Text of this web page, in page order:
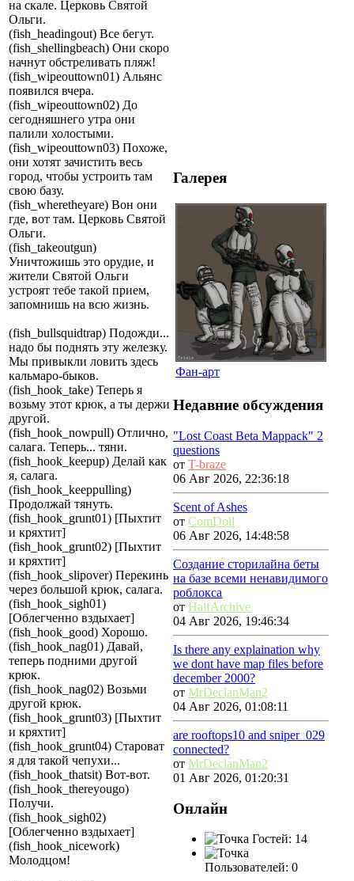
на скале. Церковь Святой
Ольги.
(fish_headingout) Все бегут.
(fish_shellingbeach) Они скоро
начнут обстреливать пляж!
(fish_wipeouttown01) Альянс
появился вчера.
(fish_wipeouttown02) До
сегодняшнего утра они
палили холостыми.
(fish_wipeouttown03) Похоже,
они хотят зачистить весь
город, чтобы устроить там
свою базу.
(fish_wheretheyare) Вон они
где, вот там. Церковь Святой
Ольги.
(fish_takeoutgun)
Уничтожишь это орудие, и
жители Святой Ольги
устроят тебе такой прием,
запомнишь на всю жизнь.
(fish_bullsquidtrap) Подожди...
надо бы поднять эту железку.
Мы привыкли ловить здесь
кальмаро-быков.
(fish_hook_take) Теперь я
возьму этот крюк, а ты держи
другой.
(fish_hook_nowpull) Отлично,
салага. Теперь... тяни.
(fish_hook_keepup) Делай как
я, салага.
(fish_hook_keeppulling)
Продолжай тянуть.
(fish_hook_grunt01) [Пыхтит
и кряхтит]
(fish_hook_grunt02) [Пыхтит
и кряхтит]
(fish_hook_slipover) Перекинь
через большой крюк, салага.
(fish_hook_sigh01)
[Облегченно вздыхает]
(fish_hook_good) Хорошо.
(fish_hook_nag01) Давай,
теперь подними другой
крюк.
(fish_hook_nag02) Возьми
другой крюк.
(fish_hook_grunt03) [Пыхтит
и кряхтит]
(fish_hook_grunt04) Староват
я для такой чепухи...
(fish_hook_thatsit) Вот-вот.
(fish_hook_thereyougo)
Получи.
(fish_hook_sigh02)
[Облегченно вздыхает]
(fish_hook_nicework)
Молодцом!
Галерея
Фан-арт
Недавние обсуждения
"Lost Coast Beta Mappack" 2
questions
от T-braze
06 Авг 2026, 22:36:18
Scent of Ashes
от ComDoll
06 Авг 2026, 14:48:58
Создание сторилайна беты
на базе всеми ненавидимого
роблокса
от HalfArchive
04 Авг 2026, 19:46:34
Is there any explaination why
we dont have map files before
december 2000?
от MrDeclanMan2
04 Авг 2026, 01:08:11
are rooftops10 and sniper_029
connected?
от MrDeclanMan2
01 Авг 2026, 01:20:31
Онлайн
Гостей: 14
Пользователей: 0